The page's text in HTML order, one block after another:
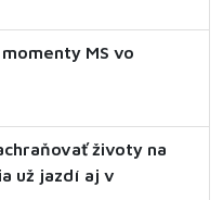
MS vo
životy na
už jazdí aj v